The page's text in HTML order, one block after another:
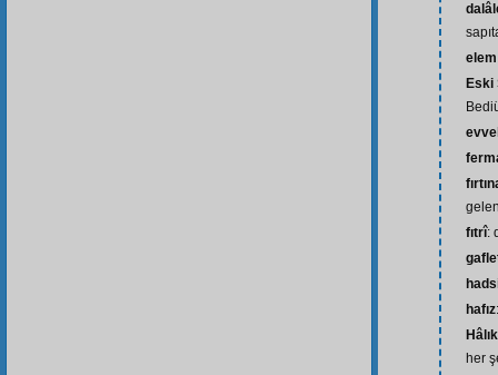
elem
Eski
fıtrî:
hafız
her